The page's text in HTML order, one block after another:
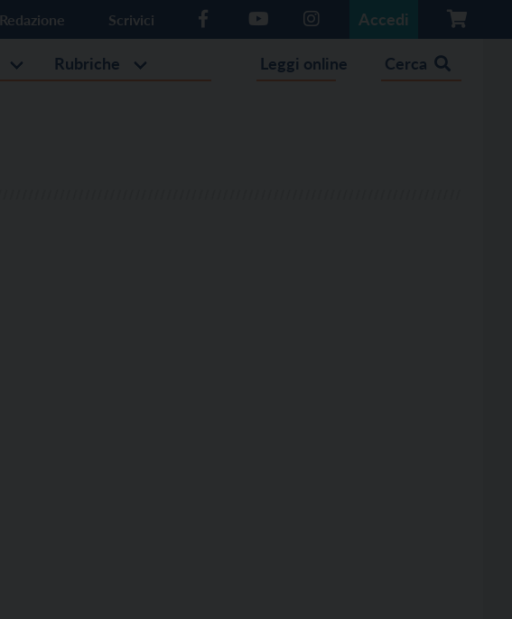
Redazione Scrivici Accedi
Rubriche Leggi online Cerca